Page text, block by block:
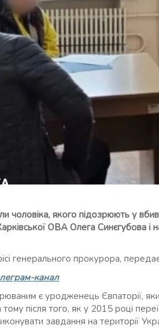
чоловіка, якого підозрюють у
ОВА Олега Синєгубова
генерального прокурора,
канал
є уродженець Євпаторії,
тому після того, як у 2015 році
завдання на території